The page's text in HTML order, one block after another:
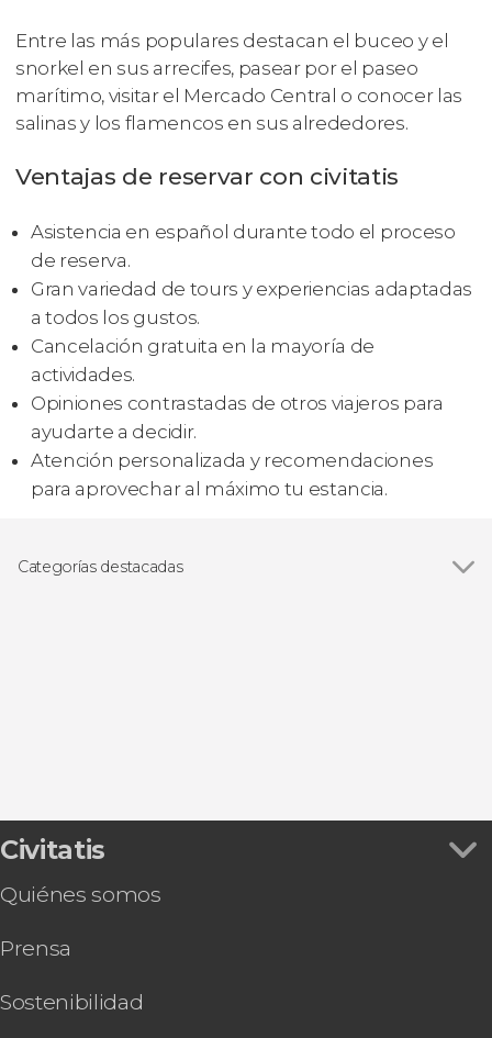
Entre las más populares destacan el buceo y el
snorkel en sus arrecifes, pasear por el paseo
marítimo, visitar el Mercado Central o conocer las
salinas y los flamencos en sus alrededores.
Ventajas de reservar con civitatis
Asistencia en español durante todo el proceso
de reserva.
Gran variedad de tours y experiencias adaptadas
a todos los gustos.
Cancelación gratuita en la mayoría de
actividades.
Opiniones contrastadas de otros viajeros para
ayudarte a decidir.
Atención personalizada y recomendaciones
para aprovechar al máximo tu estancia.
Categorías destacadas
Civitatis
Quiénes somos
Prensa
Sostenibilidad